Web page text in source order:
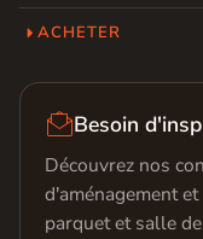
ACHETER
Besoin
Découvrez nos
d'aménagement
parquet et salle